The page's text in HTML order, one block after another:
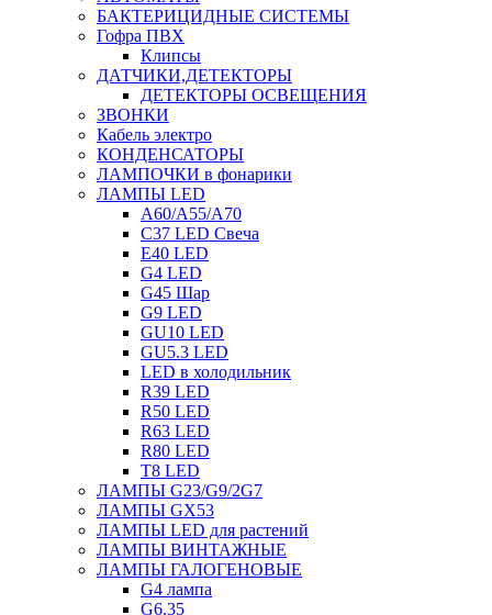
БАКТЕРИЦИДНЫЕ СИСТЕМЫ
Гофра ПВХ
Клипсы
ДАТЧИКИ,ДЕТЕКТОРЫ
ДЕТЕКТОРЫ ОСВЕЩЕНИЯ
ЗВОНКИ
Кабель электро
КОНДЕНСАТОРЫ
ЛАМПОЧКИ в фонарики
ЛАМПЫ LED
A60/A55/A70
C37 LED Свеча
E40 LED
G4 LED
G45 Шар
G9 LED
GU10 LED
GU5.3 LED
LED в холодильник
R39 LED
R50 LED
R63 LED
R80 LED
T8 LED
ЛАМПЫ G23/G9/2G7
ЛАМПЫ GX53
ЛАМПЫ LED для растений
ЛАМПЫ ВИНТАЖНЫЕ
ЛАМПЫ ГАЛОГЕНОВЫЕ
G4 лампа
G6.35